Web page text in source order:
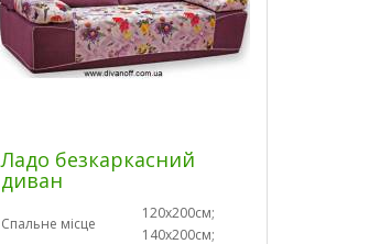
Ладо безкаркасний
диван
Спальне місце
120х200см;
140х200см;